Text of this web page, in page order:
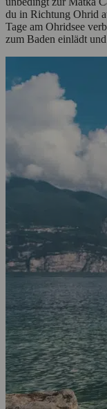
du in Richtung Ohrid
Tage am Ohridsee
zum Baden einlädt